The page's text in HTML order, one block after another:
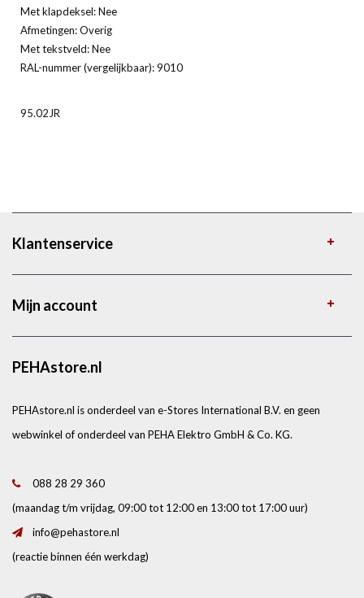
Met klapdeksel: Nee
Afmetingen: Overig
Met tekstveld: Nee
RAL-nummer (vergelijkbaar): 9010
95.02JR
Klantenservice
Mijn account
PEHAstore.nl
PEHAstore.nl is onderdeel van e-Stores International B.V. en geen
webwinkel of onderdeel van PEHA Elektro GmbH & Co. KG.
088 28 29 360
(maandag t/m vrijdag, 09:00 tot 12:00 en 13:00 tot 17:00 uur)
info@pehastore.nl
(reactie binnen één werkdag)